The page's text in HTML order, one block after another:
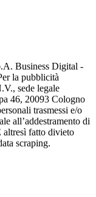
Business Digital -
la pubblicità
sede legale
46, 20093 Cologno
trasmessi e/o
all’addestramento di
altresì fatto divieto
scraping.